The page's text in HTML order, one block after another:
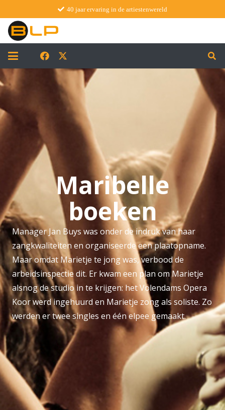
40 jaar ervaring in de artiestenwereld
Maribelle
boeken
Manager Jan Buys was onder de indruk van haar
zangkwaliteiten en organiseerde een plaatopname.
Maar omdat Marietje te jong was, verbood de
arbeidsinspectie dit. Er kwam een plan om Marietje
alsnog de studio in te krijgen: het Volendams Opera
Koor werd ingehuurd en Marietje zong als soliste. Zo
werden er twee singles en één elpee gemaakt.